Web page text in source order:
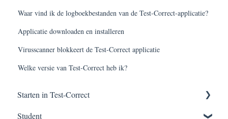
Waar vind ik de logboekbestanden van de Test-Correct-applicatie?
Applicatie downloaden en installeren
Virusscanner blokkeert de Test-Correct applicatie
Welke versie van Test-Correct heb ik?
Starten in Test-Correct
Content vinden
Student